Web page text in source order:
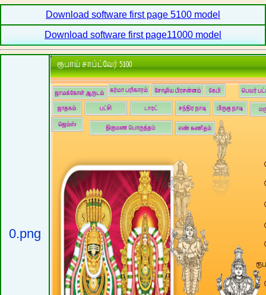
Download software first page 5100 model
Download software first page11000 model
0.png